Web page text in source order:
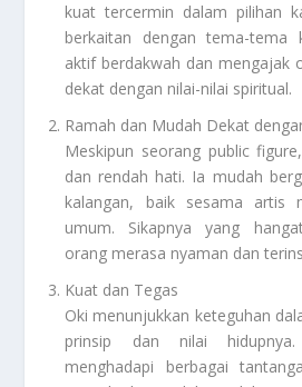
kuat tercermin dalam pilihan
berkaitan dengan tema-tema
aktif berdakwah dan mengajak
dekat dengan nilai-nilai spiritual.
Ramah dan Mudah Dekat
Meskipun seorang public
dan rendah hati. Ia mudah
kalangan, baik sesama artis
umum. Sikapnya yang
orang merasa nyaman dan
Kuat dan Tegas
Oki menunjukkan keteguhan
prinsip dan nilai
menghadapi berbagai